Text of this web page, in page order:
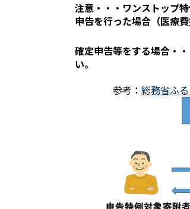
注意・・・ワンストップ
申告を行った場合（医療
確定申告等をする場合・
い。
参考： 総務省ふ